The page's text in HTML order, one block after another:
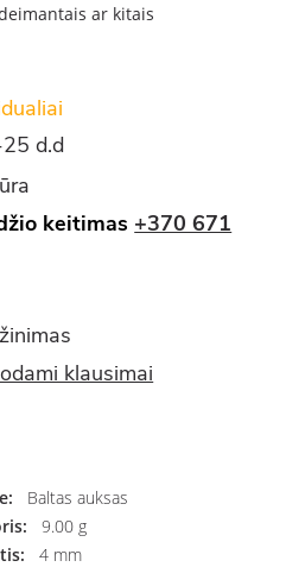
ar kitais
d.d
keitimas +370 671
klausimai
Baltas auksas
9.00 g
4 mm